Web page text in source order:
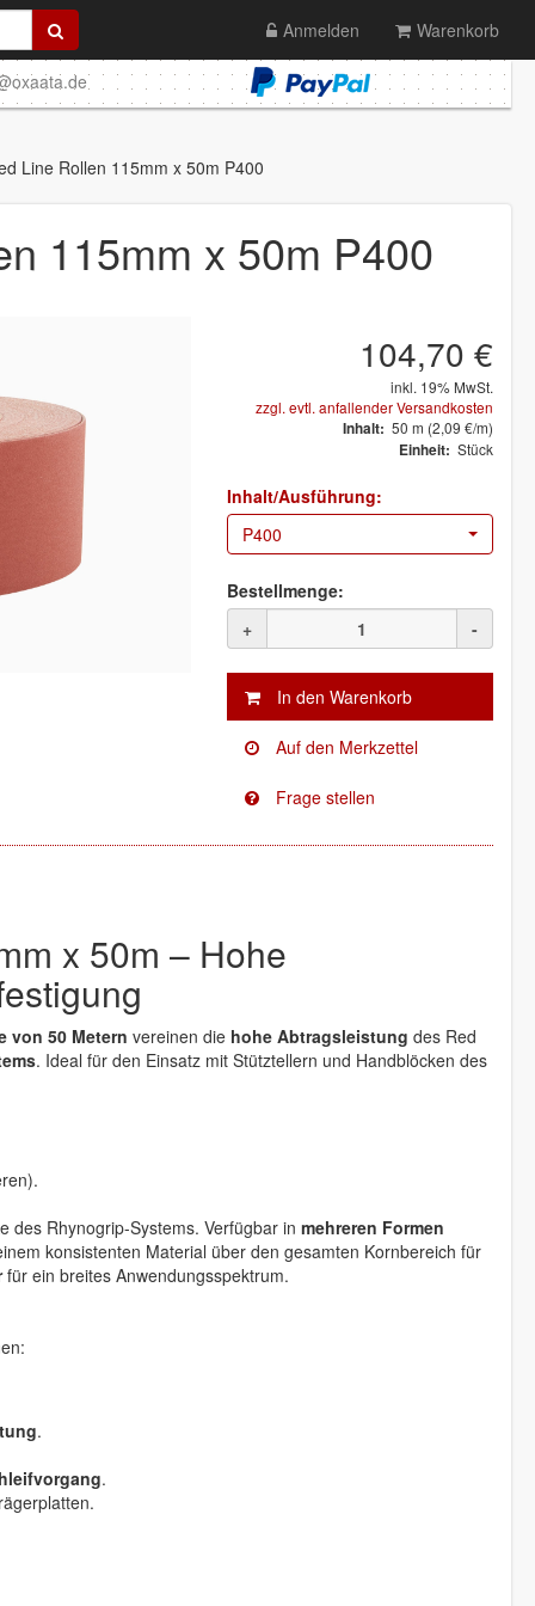
Anmelden Warenkorb
Line Rollen 115mm x 50m P400
115mm x 50m P400
104,70 €
inkl. 19% MwSt.
zzgl. evtl. anfallender Versandkosten
Inhalt: 50 m (2,09 €/m)
Einheit: Stück
Inhalt/Ausführung:
P400
Bestellmenge:
+
-
x 50m – Hohe
von 50 Metern vereinen die hohe Abtragsleistung des Red
. Ideal für den Einsatz mit Stütztellern und Handblöcken des
des Rhynogrip-Systems. Verfügbar in mehreren Formen
konsistenten Material über den gesamten Kornbereich für
für ein breites Anwendungsspektrum.
.
.